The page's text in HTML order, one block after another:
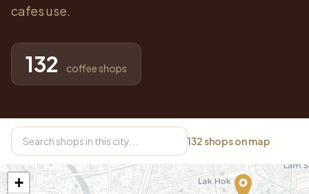
cafes use.
132 coffee shops
132 shops on map
+